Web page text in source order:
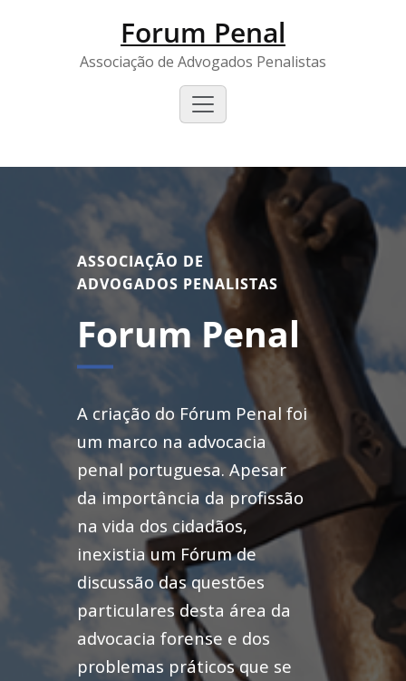
Forum Penal
Associação de Advogados Penalistas
ASSOCIAÇÃO DE
ADVOGADOS PENALISTAS
Forum Penal
A criação do Fórum Penal foi
um marco na advocacia
penal portuguesa. Apesar
da importância da profissão
na vida dos cidadãos,
inexistia um Fórum de
discussão das questões
particulares desta área da
advocacia forense e dos
problemas práticos que se